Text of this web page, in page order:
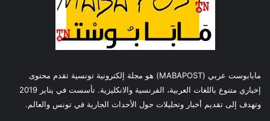
مابابوست عربي (MABAPOST) هو مجلة إلكترونية تونسية تقدم محتوى
إخباري متنوع باللغات العربية، الفرنسية والانكليزية. تأسست في يناير 2019
وتهدف إلى تقديم أخبار وتحليلات حول الأحداث الجارية في تونس والعالم.